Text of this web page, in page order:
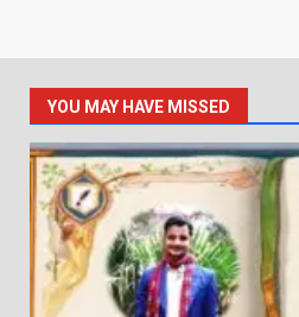
YOU MAY HAVE MISSED